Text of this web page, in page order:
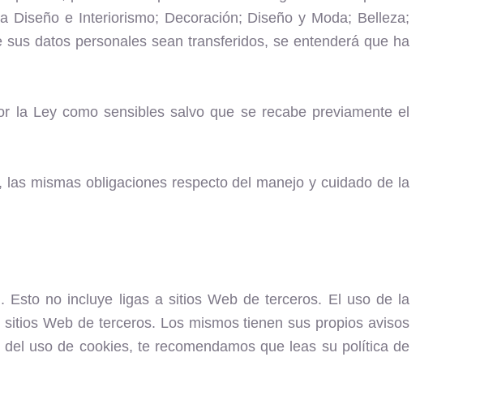
e Interiorismo; Decoración; Diseño y Moda; Belleza;
datos personales sean transferidos, se entenderá que ha
la Ley como sensibles salvo que se recabe previamente el
mismas obligaciones respecto del manejo y cuidado de la
Esto no incluye ligas a sitios Web de terceros. El uso de la
Web de terceros. Los mismos tienen sus propios avisos
uso de cookies, te recomendamos que leas su política de